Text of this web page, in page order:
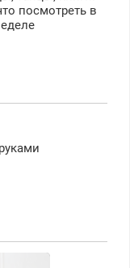
посмотреть в